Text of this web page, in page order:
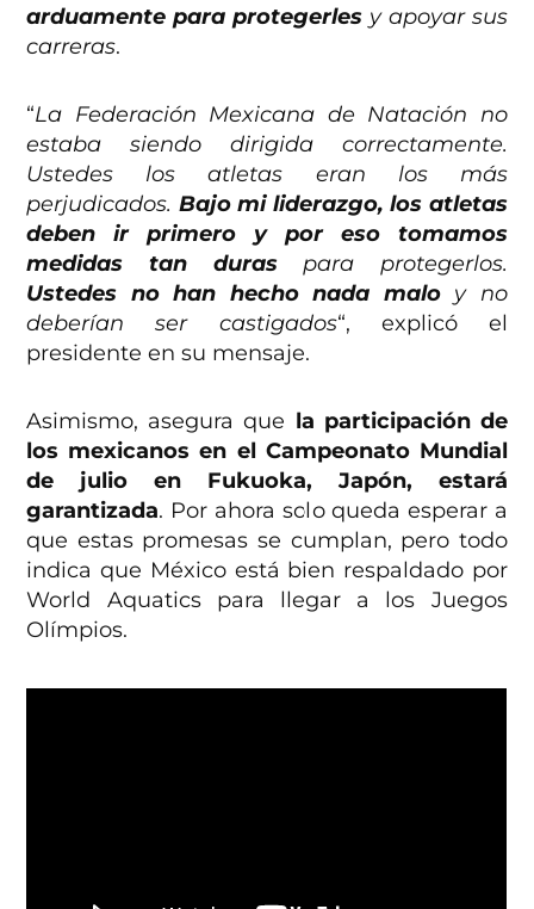
arduamente para protegerles y apoyar sus
carreras.
“La Federación Mexicana de Natación no
estaba siendo dirigida correctamente.
Ustedes los atletas eran los más
perjudicados. Bajo mi liderazgo, los atletas
deben ir primero y por eso tomamos
medidas tan duraspara protegerlos.
Ustedes no han hecho nada maloy no
deberían ser castigados“, explicó el
presidente en su mensaje.
Asimismo, asegura que la participación de
los mexicanos en el Campeonato Mundial
de julio en Fukuoka, Japón, estará
garantizada. Por ahora solo queda esperar a
que estas promesas se cumplan, pero todo
indica que México está bien respaldado por
World Aquatics para llegar a los Juegos
Olímpios.